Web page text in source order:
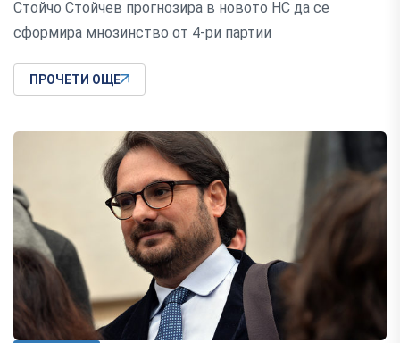
Стойчо Стойчев прогнозира в новото НС да се
сформира мнозинство от 4-ри партии
ПРОЧЕТИ ОЩЕ